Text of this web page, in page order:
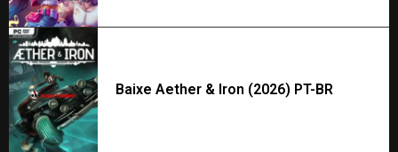
Baixe Aether & Iron (2026) PT-BR